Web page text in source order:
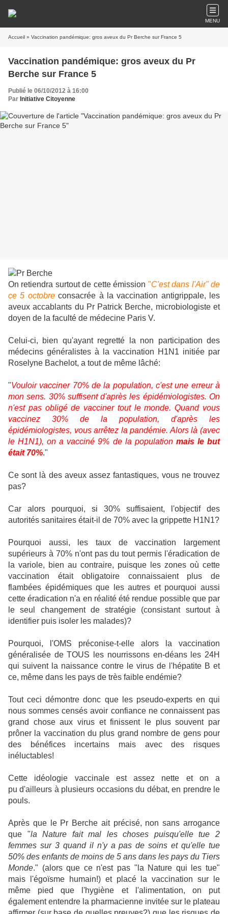
MENU
Accueil » Vaccination pandémique: gros aveux du Pr Berche sur France 5
Vaccination pandémique: gros aveux du Pr
Berche sur France 5
Publié le 06/10/2012 à 16:00
Par Initiative Citoyenne
On retiendra surtout de cette émission "C'est dans l'Air" de
ce 5 octobreconsacrée à la vaccination antigrippale, les
aveux accablants du Pr Patrick Berche, microbiologiste et
doyen de la faculté de médecine Paris V.
Celui-ci, bien qu'ayant regretté la non participation des
médecins généralistes à la vaccination H1N1 initiée par
Roselyne Bachelot, a tout de même lâché:
"Vouloir vacciner 70% de la population, c'est une erreur à
mon sens. 30% suffisent d'après les épidémiologistes. On
n'est pas obligé de vacciner tout le monde. Quand vous
vaccinez 30% de la population, d'après les
épidémiologistes, vous arrêtez la pandémie. Alors là (avec
le H1N1), on a vacciné 9% de la population mais le but
était 70%."
Ce sont là des aveux assez fantastiques, vous ne trouvez
pas?
Car alors pourquoi, si 30% suffisaient, l'objectif des
autorités sanitaires était-il de 70% avec la grippette H1N1?
Pourquoi aussi, les taux de vaccination largement
supérieurs à 70% n'ont pas du tout permis l'éradication de
la variole, bien au contraire, puisque les zones où cette
vaccination était obligatoire connaissaient plus de
flambées épidémiques que les autres et pourquoi aussi
cette éradication n'a en réalité été rendue possible que par
le seul changement de stratégie (consistant surtout à
identifier puis isoler les malades)?
Pourquoi, l'OMS préconise-t-elle alors la vaccination
généralisée de TOUS les nourrissons en-déans les 24H
qui suivent la naissance contre le virus de l'hépatite B et
ce, même dans les pays de très faible endémie?
Tout ceci démontre donc que les pseudo-experts en qui
nous sommes censés avoir confiance ne connaissent pas
grand chose aux virus et finissent le plus souvent par
prôner la vaccination du plus grand nombre de gens pour
des bénéfices incertains mais avec des risques
inéluctables!
Cette idéologie vaccinale est assez nette et on a
pu d'ailleurs à plusieurs occasions du débat, en prendre le
pouls.
Après que le Pr Berche ait précisé, non sans arrogance
que "la Nature fait mal les choses puisqu'elle tue 2
femmes sur 3 quand il n'y a pas de soins et qu'elle tue
50% des enfants de moins de 5 ans dans les pays du Tiers
Monde." (alors que ce n'est pas "la Nature qui les tue"
mais l'égoïsme humain!) et placé la vaccination sur le
même pied que l'hygiène et l'alimentation, on put
également entendre la pharmacienne invitée sur le plateau